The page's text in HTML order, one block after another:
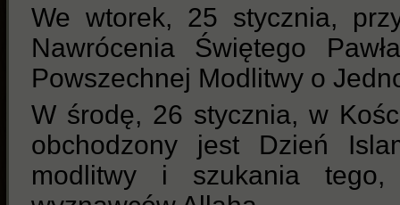
We wtorek, 25 stycznia,
Nawrócenia Świętego
Powszechnej Modlitwy o
W środę, 26 stycznia, w
obchodzony jest Dzień
modlitwy i szukania